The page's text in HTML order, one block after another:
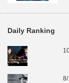
Daily Ranking